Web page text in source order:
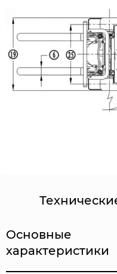
Основные
характеристики